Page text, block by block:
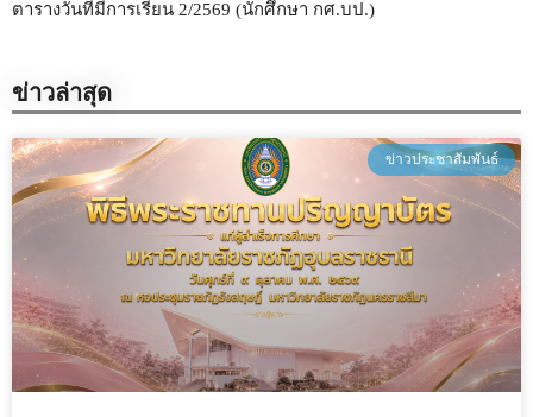
ตารางวันที่มีการเรียน 2/2569 (นักศึกษา กศ.บป.)
ข่าวล่าสุด
ข่าวประชาสัมพันธ์